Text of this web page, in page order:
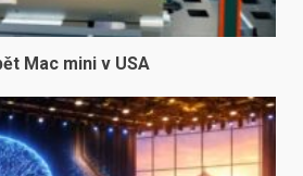
Mac mini v USA